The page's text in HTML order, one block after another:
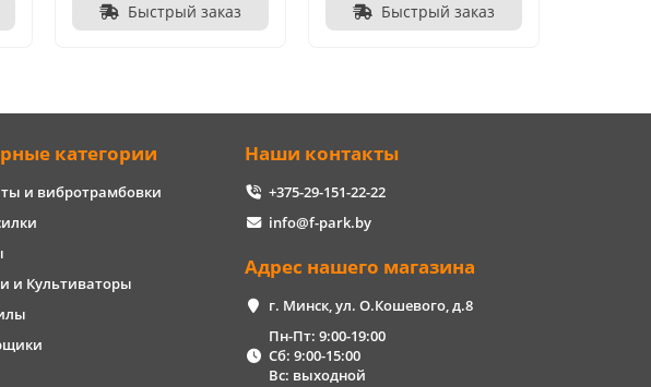
Быстрый заказ Быстрый заказ
категории
и вибротрамбовки
и Культиваторы
Наши контакты
+375-29-151-22-22
info@f-park.by
Адрес нашего магазина
г. Минск, ул. О.Кошевого, д.8
Пн-Пт: 9:00-19:00
Сб: 9:00-15:00
Вс: выходной